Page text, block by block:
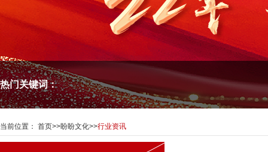
热门关键词：
当前位置： 首页>>盼盼文化>>行业资讯